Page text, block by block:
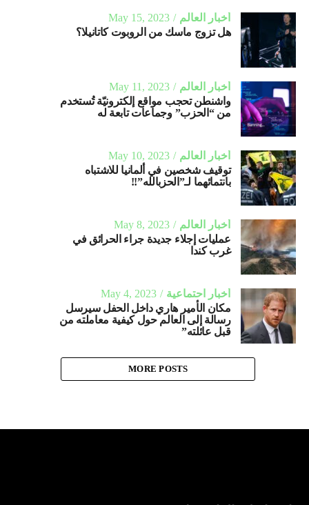
أخبار العالم
May 15, 2023
هل تزوج ماسك من الروبوت كاتانيلا؟
أخبار العالم
May 11, 2023
واشنطن تحجب مواقع إلكترونيّة تُستخدم
من “الحزب” وجماعات تابعة له
أخبار العالم
May 10, 2023
توقيف شخصين في ألمانيا للاشتباه
بانتمائهما لـ”الحزبالله”!!
أخبار العالم
May 8, 2023
عمليات إجلاء جديدة جراء الحرائق في
غرب كندا
أخبار احتماعية
May 4, 2023
مكان الأمير هاري داخل الحفل سيرسل
رسالة إلى العالم حول كيفية معاملته من
قبل عائلته”
MORE POSTS